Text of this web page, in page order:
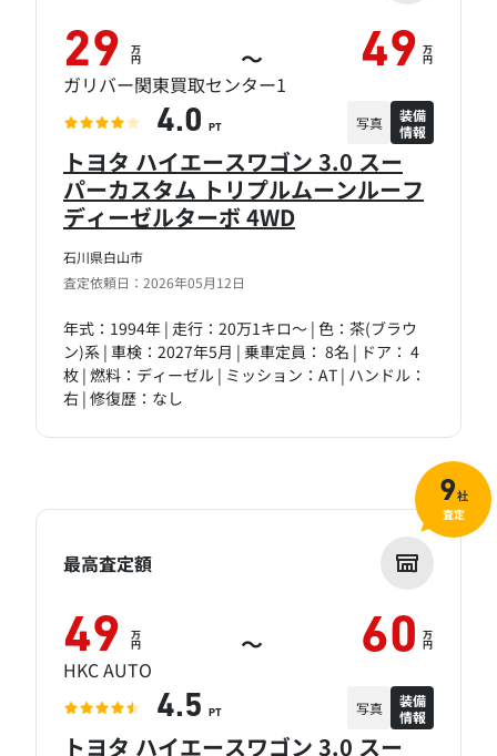
石川県白山市
査定依頼日：2026年05月12日
トヨタ ハイエースワゴン 3.0 スー
パーカスタム トリプルムーンルーフ
ディーゼルターボ 4WD
年式：1994年 | 走行：20万1キロ～ | 色：茶(ブラウ
ン)系 | 車検：2027年5月 | 乗車定員： 8名 | ドア： 4
枚 | 燃料：ディーゼル | ミッション：AT | ハンドル：
右 | 修復歴：なし
29 万
円 ～ 49 万
円
ガリバー関東買取センター1
4.0 PT 写真
装備
情報
トヨタ ハイエースワゴン 3.0 スー
最高査定額
49 万
円 ～ 60 万
円
HKC AUTO
4.5 PT 写真
装備
情報
9社
査定